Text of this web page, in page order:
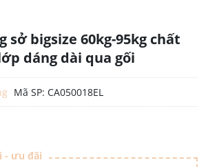
sở bigsize 60kg-95kg chất
dáng dài qua gối
Mã SP: CA050018EL
- ưu đãi